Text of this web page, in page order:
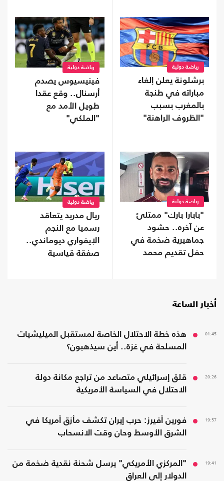
رياضة دولية
برشلونة يعلن إلغاء
مباراته في طنجة
بالمغرب بسبب
"الظروف الراهنة"
رياضة دولية
فينيسيوس يصدم
أرسنال.. وقع عقدا
طويل الأمد مع
"الملكي"
رياضة دولية
"بابارا بارك" ممتلئ
عن آخره.. حشود
جماهيرية ضخمة في
حفل تقديم محمد
رياضة دولية
ريال مدريد يتعاقد
رسميا مع النجم
الإيفواري ديوماندي..
صفقة قياسية
أخبار الساعة
01:45
هذه خطة الاحتلال الخاصة لمستقبل الميليشيات
المسلحة في غزة.. أين سيذهبون؟
20:26
قلق إسرائيلي متصاعد من تراجع مكانة دولة
الاحتلال في السياسة الأمريكية
19:57
فورين أفيرز: حرب إيران تكشف مأزق أمريكا في
الشرق الأوسط وحان وقت الانسحاب
19:41
"المركزي الأمريكي" يرسل شحنة نقدية ضخمة من
الدولار إلى العراق